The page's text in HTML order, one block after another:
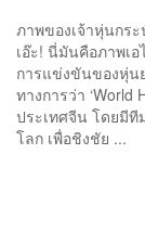
ภาพของเจ้าหุ่นกร
เอ๊ะ! นี่มันคือภาพเ
การแข่งขันของหุ่
ทางการว่า ‘World
ประเทศจีน โดยมีที
โลก เพื่อชิงชัย ...